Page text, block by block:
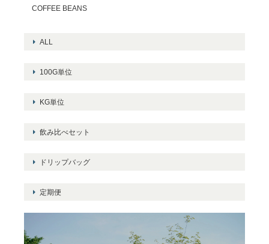
COFFEE BEANS
ALL
100G単位
KG単位
飲み比べセット
ドリップバッグ
定期便